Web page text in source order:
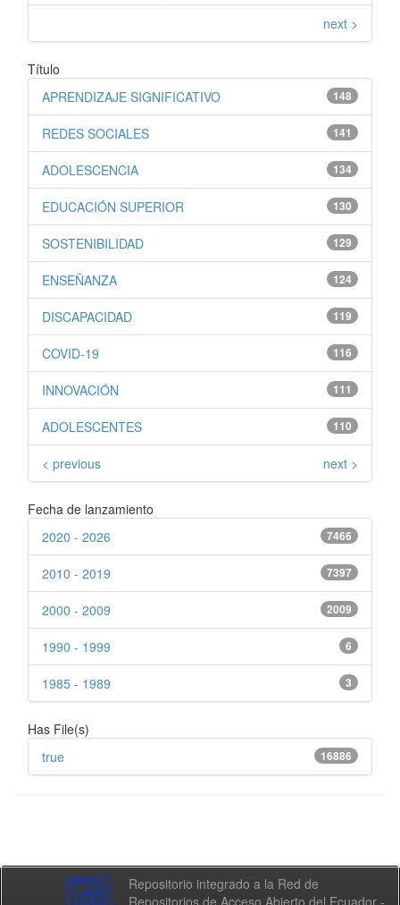
next >
Título
148
APRENDIZAJE SIGNIFICATIVO
141
REDES SOCIALES
134
ADOLESCENCIA
130
EDUCACIÓN SUPERIOR
129
SOSTENIBILIDAD
124
ENSEÑANZA
119
DISCAPACIDAD
116
COVID-19
111
INNOVACIÓN
110
ADOLESCENTES
< previous next >
Fecha de lanzamiento
7466
2020 - 2026
7397
2010 - 2019
2009
2000 - 2009
6
1990 - 1999
3
1985 - 1989
Has File(s)
16886
true
Repositorio integrado a la Red de
Repositorios de Acceso Abierto del Ecuador -